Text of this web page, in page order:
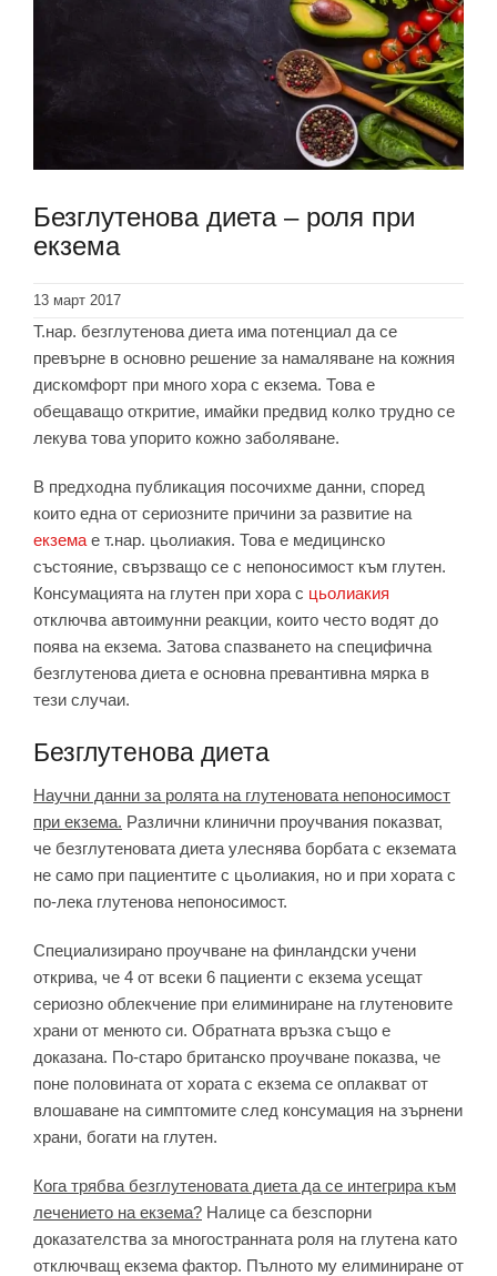
Безглутенова диета – роля при
екзема
13 март 2017
Т.нар. безглутенова диета има потенциал да се
превърне в основно решение за намаляване на кожния
дискомфорт при много хора с екзема. Това е
обещаващо откритие, имайки предвид колко трудно се
лекува това упорито кожно заболяване.
В предходна публикация посочихме данни, според
които една от сериозните причини за развитие на
екзема е т.нар. цьолиакия. Това е медицинско
състояние, свързващо се с непоносимост към глутен.
Консумацията на глутен при хора с цьолиакия
отключва автоимунни реакции, които често водят до
поява на екзема. Затова спазването на специфична
безглутенова диета е основна превантивна мярка в
тези случаи.
Безглутенова диета
Научни данни за ролята на глутеновата непоносимост
при екзема. Различни клинични проучвания показват,
че безглутеновата диета улеснява борбата с екземата
не само при пациентите с цьолиакия, но и при хората с
по-лека глутенова непоносимост.
Специализирано проучване на финландски учени
открива, че 4 от всеки 6 пациенти с екзема усещат
сериозно облекчение при елиминиране на глутеновите
храни от менюто си. Обратната връзка също е
доказана. По-старо британско проучване показва, че
поне половината от хората с екзема се оплакват от
влошаване на симптомите след консумация на зърнени
храни, богати на глутен.
Кога трябва безглутеновата диета да се интегрира към
лечението на екзема? Налице са безспорни
доказателства за многостранната роля на глутена като
отключващ екзема фактор. Пълното му елиминиране от